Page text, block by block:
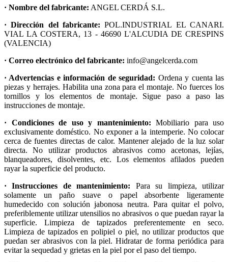
· Nombre del fabricante: ANGEL CERDÁ S.L.
· Dirección del fabricante: POL.INDUSTRIAL EL CANARI.
VIAL LA COSTERA, 13 - 46690 L'ALCUDIA DE CRESPINS
(VALENCIA)
· Correo electrónico del fabricante: info@angelcerda.com
· Advertencias e información de seguridad: Ordena y cuenta las
piezas y herrajes. Habilita una zona para el montaje. No fuerces los
tornillos y los elementos de montaje. Sigue paso a paso las
instrucciones de montaje.
· Condiciones de uso y mantenimiento: Mobiliario para uso
exclusivamente doméstico. No exponer a la intemperie. No colocar
cerca de fuentes directas de calor. Mantener alejado de la luz solar
directa. No utilizar productos abrasivos como acetonas, lejías,
blanqueadores, disolventes, etc. Los elementos afilados pueden
rayar la superficie del producto.
· Instrucciones de mantenimiento: Para su limpieza, utilizar
solamente un paño suave o papel absorbente ligeramente
humedecido con solución jabonosa neutra. Para quitar el polvo,
preferiblemente utilizar utensilios no abrasivos o que puedan rayar la
superficie. Limpieza de tapizados preferentemente en seco.
Limpieza de tapizados en polipiel o piel, no utilizar productos que
puedan ser abrasivos con la piel. Hidratar de forma periódica para
evitar la sequedad y grietas en la piel por el paso del tiempo.